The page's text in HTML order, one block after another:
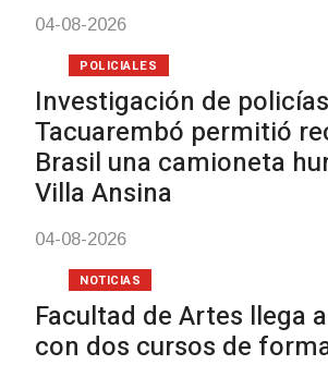
04-08-2026
Investigación de
Tacuarembó permitió
Brasil una camioneta
Villa Ansina
04-08-2026
POLICIALES
Facultad de Artes llega
con dos cursos de
NOTICIAS